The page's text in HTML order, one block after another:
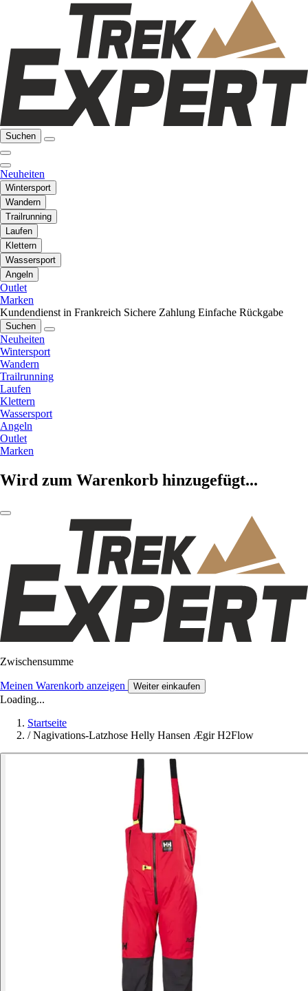
Suchen
Neuheiten
Wintersport
Wandern
Trailrunning
Laufen
Klettern
Wassersport
Angeln
Outlet
Marken
Kundendienst in Frankreich Sichere Zahlung Einfache Rückgabe
Suchen
Neuheiten
Wintersport
Wandern
Trailrunning
Laufen
Klettern
Wassersport
Angeln
Outlet
Marken
Wird zum Warenkorb hinzugefügt...
Zwischensumme
Meinen Warenkorb anzeigen Weiter einkaufen
Loading...
Startseite
/ Nagivations-Latzhose Helly Hansen Ægir H2Flow